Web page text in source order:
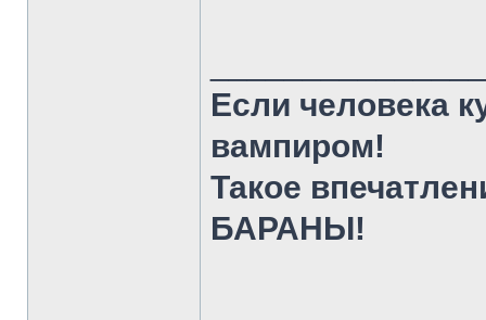
Если человека
вампиром!
Такое
БАРАНЫ!